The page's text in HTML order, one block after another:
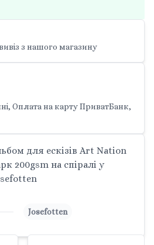
з нашого магазину
Оплата на карту ПриватБанк,
для ескізів Art Nation
200gsm на спіралі у
Josefotten